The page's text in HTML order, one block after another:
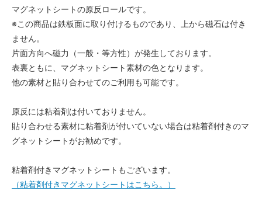
マグネットシートの原反ロールです。
※この商品は鉄板面に取り付けるものであり、上から磁石は付き
ません。
片面方向へ磁力（一般・等方性）が発生しております。
表裏ともに、マグネットシート素材の色となります。
他の素材と貼り合わせてのご利用も可能です。
原反には粘着剤は付いておりません。
貼り合わせる素材に粘着剤が付いていない場合は粘着剤付きのマ
グネットシートがお勧めです。
粘着剤付きマグネットシートもございます。
（粘着剤付きマグネットシートはこちら。）